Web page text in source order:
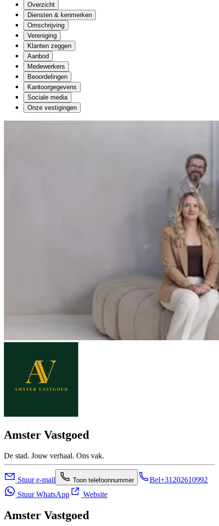
Overzicht
Diensten & kenmerken
Omschrijving
Vereniging
Klanten zeggen
Aanbod
Medewerkers
Beoordelingen
Kantoorgegevens
Sociale media
Onze vestigingen
Amster Vastgoed
De stad. Jouw verhaal. Ons vak.
Stuur e-mail Toon telefoonnummer Bel+31202610992
Stuur WhatsApp
Website
Amster Vastgoed